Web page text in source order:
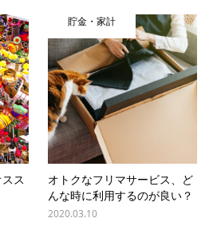
ス
貯金・家計
オトクなフリマサービス、ど
んな時に利用するのが良い？
2020.03.10